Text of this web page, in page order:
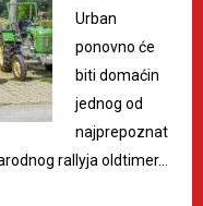
Urban
ponovno će
biti domaćin
jednog od
najprepoznat
rallyja oldtimer…